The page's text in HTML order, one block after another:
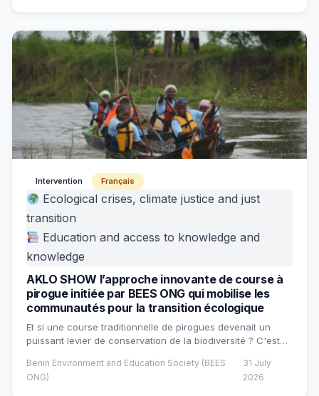
Intervention Français
Ecological crises, climate justice and just
transition
Education and access to knowledge and
knowledge
AKLO SHOW l’approche innovante de course à
pirogue initiée par BEES ONG qui mobilise les
communautés pour la transition écologique
Et si une course traditionnelle de pirogues devenait un
puissant levier de conservation de la biodiversité ? C'est…
Benin Environment and Education Society (BEES
ONG)
31 July
2026